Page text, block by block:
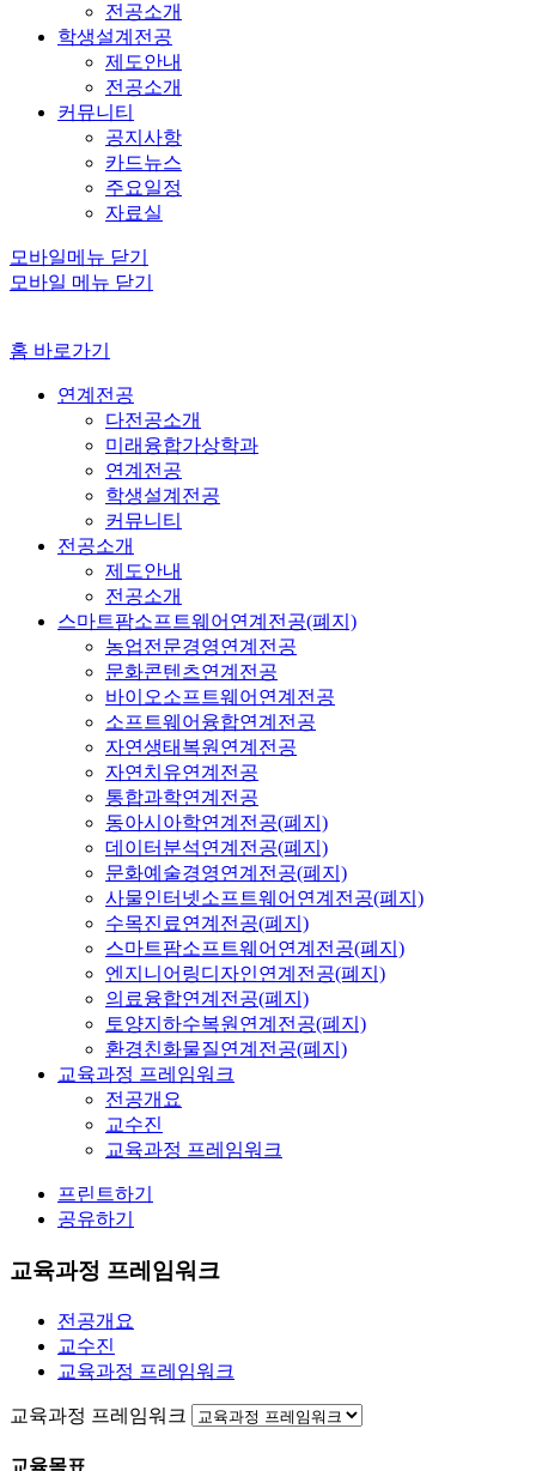
전공소개
학생설계전공
제도안내
전공소개
커뮤니티
공지사항
카드뉴스
주요일정
자료실
모바일메뉴 닫기
모바일 메뉴 닫기
홈 바로가기
연계전공
다전공소개
미래융합가상학과
연계전공
학생설계전공
커뮤니티
전공소개
제도안내
전공소개
스마트팜소프트웨어연계전공(폐지)
농업전문경영연계전공
문화콘텐츠연계전공
바이오소프트웨어연계전공
소프트웨어융합연계전공
자연생태복원연계전공
자연치유연계전공
통합과학연계전공
동아시아학연계전공(폐지)
데이터분석연계전공(폐지)
문화예술경영연계전공(폐지)
사물인터넷소프트웨어연계전공(폐지)
수목진료연계전공(폐지)
스마트팜소프트웨어연계전공(폐지)
엔지니어링디자인연계전공(폐지)
의료융합연계전공(폐지)
토양지하수복원연계전공(폐지)
환경친화물질연계전공(폐지)
교육과정 프레임워크
전공개요
교수진
교육과정 프레임워크
프린트하기
공유하기
교육과정 프레임워크
전공개요
교수진
교육과정 프레임워크
교육과정 프레임워크
교육목표